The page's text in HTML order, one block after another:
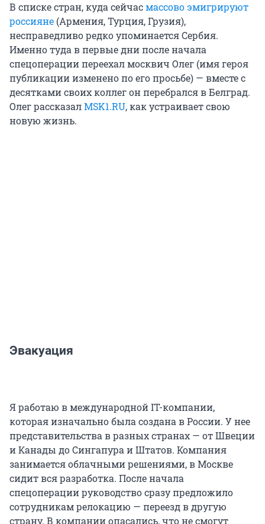
В списке стран, куда сейчасмассово эмигрируют
россияне (Армения, Турция, Грузия),
несправедливо редко упоминается Сербия.
Именно туда в первые дни после начала
спецоперации переехал москвич Олег (имя героя
публикации изменено по его просьбе) — вместе с
десятками своих коллег он перебрался в Белград.
Олег рассказалMSK1.RU, как устраивает свою
новую жизнь.
Эвакуация
Я работаю в международной IT-компании,
которая изначально была создана в России. У нее
представительства в разных странах — от Швеции
и Канады до Сингапура и Штатов. Компания
занимается облачными решениями, в Москве
сидит вся разработка. После начала
спецоперации руководство сразу предложило
сотрудникам релокацию — переезд в другую
страну. В компании опасались, что не смогут